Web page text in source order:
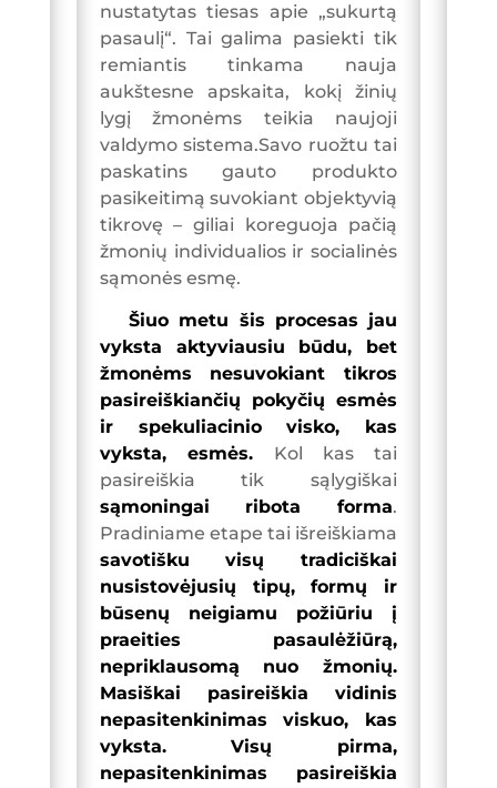
nustatytas tiesas apie „sukurtą
pasaulį“. Tai galima pasiekti tik
remiantis tinkama nauja
aukštesne apskaita, kokį žinių
lygį žmonėms teikia naujoji
valdymo sistema.Savo ruožtu tai
paskatins gauto produkto
pasikeitimą suvokiant objektyvią
tikrovę – giliai koreguoja pačią
žmonių individualios ir socialinės
sąmonės esmę.
Šiuo metu šis procesas jau
vyksta aktyviausiu būdu, bet
žmonėms nesuvokiant tikros
pasireiškiančių pokyčių esmės
ir spekuliacinio visko, kas
vyksta, esmės. Kol kas tai
pasireiškia tik sąlygiškai
sąmoningai ribota forma.
Pradiniame etape tai išreiškiama
savotišku visų tradiciškai
nusistovėjusių tipų, formų ir
būsenų neigiamu požiūriu į
praeities pasaulėžiūrą,
nepriklausomą nuo žmonių.
Masiškai pasireiškia vidinis
nepasitenkinimas viskuo, kas
vyksta. Visų pirma,
nepasitenkinimas pasireiškia